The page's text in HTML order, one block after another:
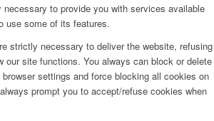
to provide you with services available
use some of its features.
strictly necessary to deliver the website, refusing
our site functions. You always can block or delete
settings and force blocking all cookies on
prompt you to accept/refuse cookies when